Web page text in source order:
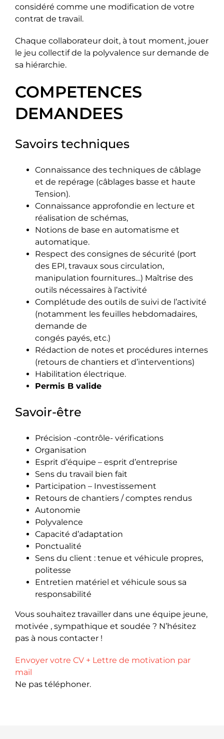
considéré comme une modification de votre
contrat de travail.
Chaque collaborateur doit, à tout moment, jouer
le jeu collectif de la polyvalence sur demande de
sa hiérarchie.
COMPETENCES
DEMANDEES
Savoirs techniques
Connaissance des techniques de câblage
et de repérage (câblages basse et haute
Tension).
Connaissance approfondie en lecture et
réalisation de schémas,
Notions de base en automatisme et
automatique.
Respect des consignes de sécurité (port
des EPI, travaux sous circulation,
manipulation fournitures…) Maîtrise des
outils nécessaires à l’activité
Complétude des outils de suivi de l’activité
(notamment les feuilles hebdomadaires,
demande de
congés payés, etc.)
Rédaction de notes et procédures internes
(retours de chantiers et d’interventions)
Habilitation électrique.
Permis B valide
Savoir-être
Précision -contrôle- vérifications
Organisation
Esprit d’équipe – esprit d’entreprise
Sens du travail bien fait
Participation – Investissement
Retours de chantiers / comptes rendus
Autonomie
Polyvalence
Capacité d’adaptation
Ponctualité
Sens du client : tenue et véhicule propres,
politesse
Entretien matériel et véhicule sous sa
responsabilité
Vous souhaitez travailler dans une équipe jeune,
motivée , sympathique et soudée ? N’hésitez
pas à nous contacter !
Envoyer votre CV + Lettre de motivation par
mail
Ne pas téléphoner.